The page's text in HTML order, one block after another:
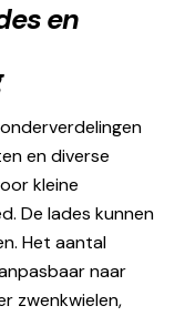
en
en diverse
kleine
De lades kunnen
Het aantal
naar
zwenkwielen,